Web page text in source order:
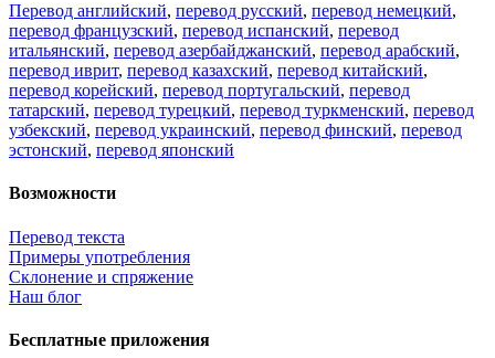
Перевод английский, перевод русский, перевод немецкий,
перевод французский, перевод испанский, перевод
итальянский, перевод азербайджанский, перевод арабский,
перевод иврит, перевод казахский, перевод китайский,
перевод корейский, перевод португальский, перевод
татарский, перевод турецкий, перевод туркменский, перевод
узбекский, перевод украинский, перевод финский, перевод
эстонский, перевод японский
Возможности
Перевод текста
Примеры употребления
Склонение и спряжение
Наш блог
Бесплатные приложения